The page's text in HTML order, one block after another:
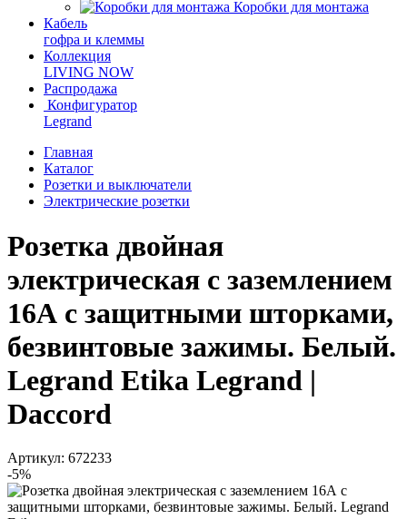
Коробки для монтажа
Кабель
гофра и клеммы
Коллекция
LIVING NOW
Распродажа
Конфигуратор
Legrand
Главная
Каталог
Розетки и выключатели
Электрические розетки
Розетка двойная
электрическая с заземлением
16А с защитными шторками,
безвинтовые зажимы. Белый.
Legrand Etika Legrand |
Daccord
Артикул: 672233
-5%